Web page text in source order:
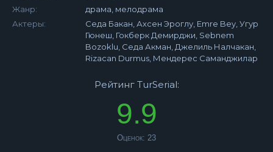
Жанр:
драма, мелодрама
Актеры:
Седа Бакан, Ахсен Эроглу, Emre Bey, Угур
Гюнеш, Гокберк Демирджи, Sebnem
Bozoklu, Седа Акман, Джелиль Налчакан,
Rizacan Durmus, Мендерес Саманджилар
Рейтинг TurSerial:
9.9
Оценок: 23